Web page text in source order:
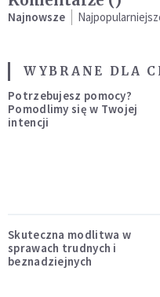
Najnowsze
WYBRANE DLA
Potrzebujesz pomocy?
Pomodlimy się w Twojej
intencji
Skuteczna modlitwa w
sprawach trudnych i
beznadziejnych